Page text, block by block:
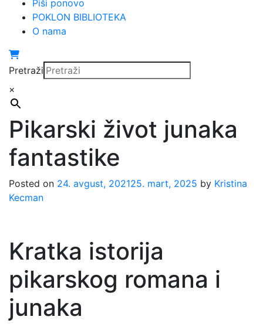
Piši ponovo
POKLON BIBLIOTEKA
O nama
Pretraži
×
Pikarski život junaka
fantastike
Posted on 24. avgust, 202125. mart, 2025 by Kristina
Kecman
Kratka istorija
pikarskog romana i
junaka